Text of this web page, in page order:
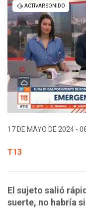
17 DE MAYO DE 2024 -
T13
El sujeto salió
suerte, no habría